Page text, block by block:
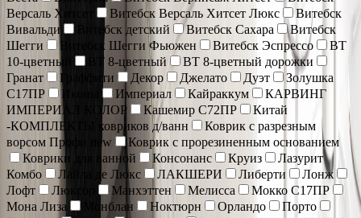
Версаль Хитсет
Витебск Версаль Хитсет Люкс
Витебск
Вивальди
Витебск детский Витебск Сахара
Витебск
Шегги
Витебск Шегги Фьюжен Витебск Эспрессо
ВТ
10-цветный
ВТ 8-цветный
ВТ 8-цветный дорожки
Гранат
Граффити Декор Джелато Дуэт
Золушка
С17ПР
Иконы Империал Кайраккум
КАРВИНГ
ИМПЕРИАЛ КОЛОР
Кашемир С72ПР
Китай
-КОМПЛЕКТЫ ковриков д/ванн
Коврик c разрезным
ворсом Профи new
Коврик с прорезиненным основанием
Коврики для ванной
Консонанс Круиз
Лазурит
Комбо
Лайла де Люкс ЛАКШЕРИ Либерти
Лонж
Лофт
Люксор Манхэттен Мелисса
Мокко С17ПР
Мона Лиза
Монблан Ноктюрн Орландо
Порто